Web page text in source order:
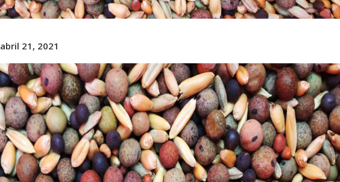
abril 21, 2021